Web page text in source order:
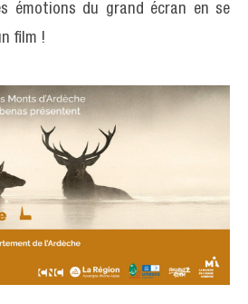
émotions du grand écran en se
film !